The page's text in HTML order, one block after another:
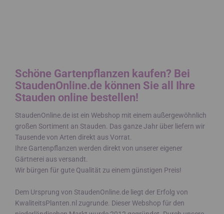
Schöne Gartenpflanzen kaufen? Bei
StaudenOnline.de können Sie all Ihre
Stauden online bestellen!
StaudenOnline.de ist ein Webshop mit einem außergewöhnlich
großen Sortiment an Stauden. Das ganze Jahr über liefern wir
Tausende von Arten direkt aus Vorrat.
Ihre Gartenpflanzen werden direkt von unserer eigener
Gärtnerei aus versandt.
Wir bürgen für gute Qualität zu einem günstigen Preis!
Dem Ursprung von StaudenOnline.de liegt der Erfolg von
KwaliteitsPlanten.nl zugrunde. Dieser Webshop für den